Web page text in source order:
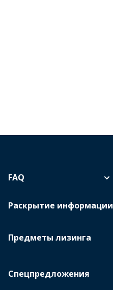
Предметы лизинга
Спецпредложения
FAQ
Раскрытие информации